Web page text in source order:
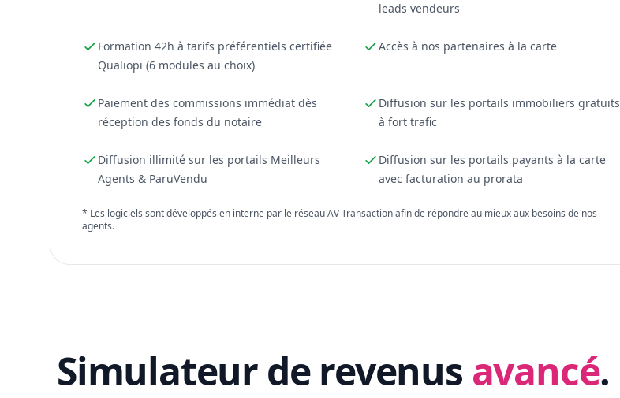
leads vendeurs
Formation 42h à tarifs préférentiels certifiée
Qualiopi (6 modules au choix)
Accès à nos partenaires à la carte
Paiement des commissions immédiat dès
réception des fonds du notaire
Diffusion sur les portails immobiliers gratuits
à fort trafic
Diffusion illimité sur les portails Meilleurs
Agents & ParuVendu
Diffusion sur les portails payants à la carte
avec facturation au prorata
* Les logiciels sont développés en interne par le réseau AV Transaction afin de répondre au mieux aux besoins de nos
agents.
Simulateur de revenus avancé.